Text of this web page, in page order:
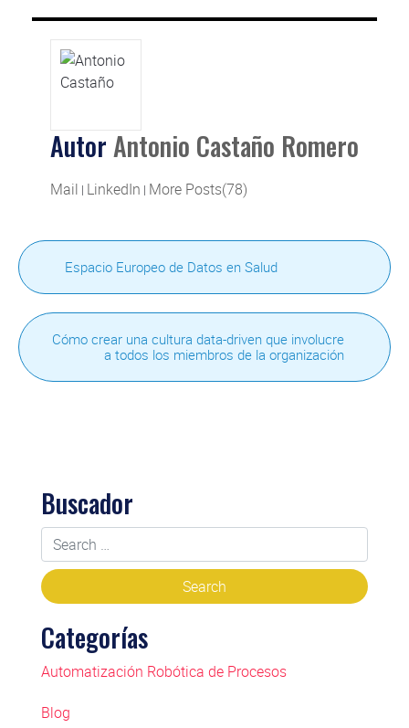
Autor Antonio Castaño Romero
Mail | LinkedIn | More Posts(78)
Espacio Europeo de Datos en Salud
Cómo crear una cultura data-driven que involucre
a todos los miembros de la organización
Buscador
Categorías
Automatización Robótica de Procesos
Blog